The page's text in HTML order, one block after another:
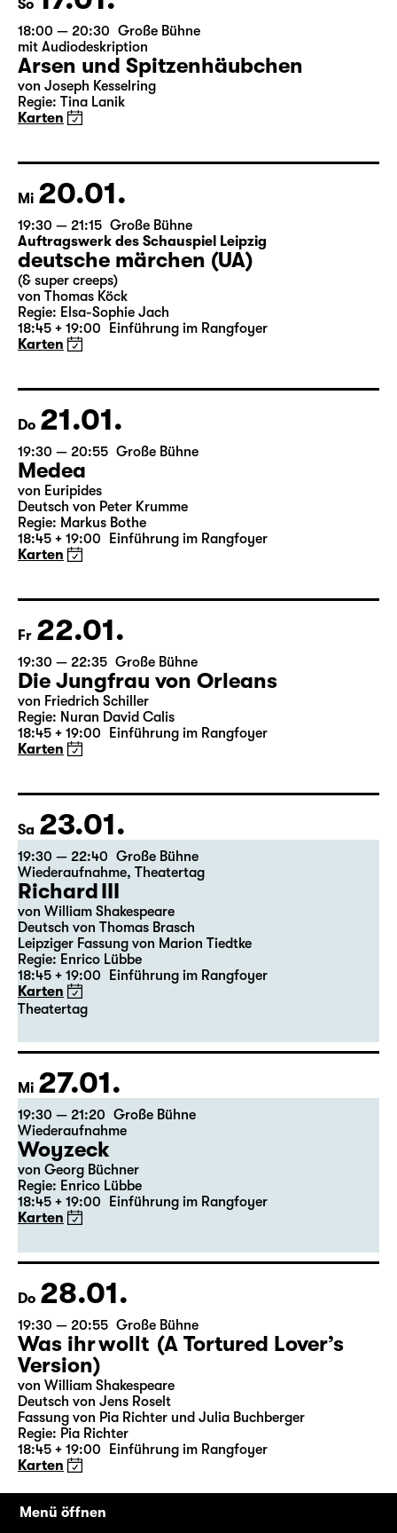
So 17.01.
18:00 — 20:30 Große Bühne
mit Audiodeskription
Arsen und Spitzenhäubchen
Regie: Tina Lanik
Karten
Mi 20.01.
19:30 — 21:15 Große Bühne
Auftragswerk des Schauspiel Leipzig
deutsche märchen (UA)
(& super creeps)
18:45 + 19:00 Einführung im Rangfoyer
Karten
Do 21.01.
19:30 — 20:55 Große Bühne
Medea
von Euripides
18:45 + 19:00 Einführung im Rangfoyer
Karten
Fr 22.01.
19:30 — 22:35 Große Bühne
Die Jungfrau von Orleans
18:45 + 19:00 Einführung im Rangfoyer
Karten
Sa 23.01.
19:30 — 22:40 Große Bühne
Wiederaufnahme,Theatertag
Richard III
von William Shakespeare
Deutsch von Thomas Brasch
Leipziger Fassung von Marion Tiedtke
18:45 + 19:00 Einführung im Rangfoyer
Karten
Theatertag
Mi 27.01.
19:30 — 21:20 Große Bühne
Wiederaufnahme
Woyzeck
Regie: Enrico Lübbe
18:45 + 19:00 Einführung im Rangfoyer
Karten
Do 28.01.
19:30 — 20:55 Große Bühne
Was ihr wollt (A Tortured Lover’s
Version)
von William Shakespeare
Deutsch von Jens Roselt
18:45 + 19:00
Menü öffnen